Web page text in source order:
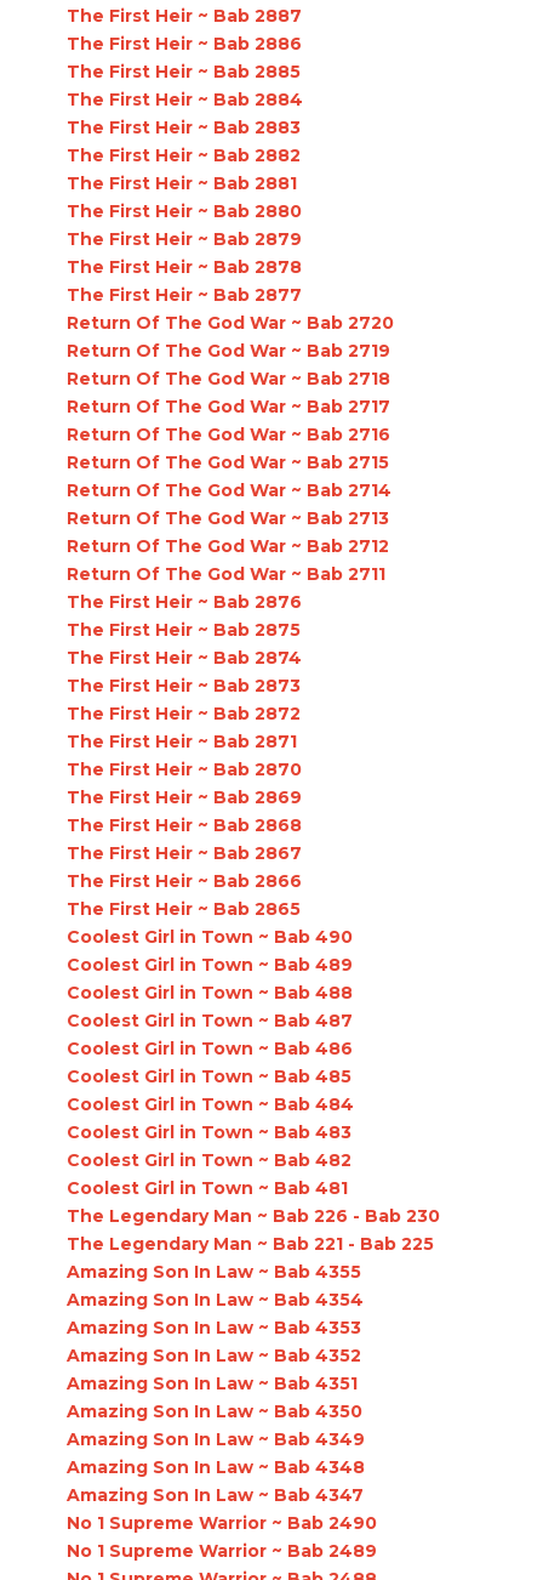
The First Heir ~ Bab 2887
The First Heir ~ Bab 2886
The First Heir ~ Bab 2885
The First Heir ~ Bab 2884
The First Heir ~ Bab 2883
The First Heir ~ Bab 2882
The First Heir ~ Bab 2881
The First Heir ~ Bab 2880
The First Heir ~ Bab 2879
The First Heir ~ Bab 2878
The First Heir ~ Bab 2877
Return Of The God War ~ Bab 2720
Return Of The God War ~ Bab 2719
Return Of The God War ~ Bab 2718
Return Of The God War ~ Bab 2717
Return Of The God War ~ Bab 2716
Return Of The God War ~ Bab 2715
Return Of The God War ~ Bab 2714
Return Of The God War ~ Bab 2713
Return Of The God War ~ Bab 2712
Return Of The God War ~ Bab 2711
The First Heir ~ Bab 2876
The First Heir ~ Bab 2875
The First Heir ~ Bab 2874
The First Heir ~ Bab 2873
The First Heir ~ Bab 2872
The First Heir ~ Bab 2871
The First Heir ~ Bab 2870
The First Heir ~ Bab 2869
The First Heir ~ Bab 2868
The First Heir ~ Bab 2867
The First Heir ~ Bab 2866
The First Heir ~ Bab 2865
Coolest Girl in Town ~ Bab 490
Coolest Girl in Town ~ Bab 489
Coolest Girl in Town ~ Bab 488
Coolest Girl in Town ~ Bab 487
Coolest Girl in Town ~ Bab 486
Coolest Girl in Town ~ Bab 485
Coolest Girl in Town ~ Bab 484
Coolest Girl in Town ~ Bab 483
Coolest Girl in Town ~ Bab 482
Coolest Girl in Town ~ Bab 481
The Legendary Man ~ Bab 226 - Bab 230
The Legendary Man ~ Bab 221 - Bab 225
Amazing Son In Law ~ Bab 4355
Amazing Son In Law ~ Bab 4354
Amazing Son In Law ~ Bab 4353
Amazing Son In Law ~ Bab 4352
Amazing Son In Law ~ Bab 4351
Amazing Son In Law ~ Bab 4350
Amazing Son In Law ~ Bab 4349
Amazing Son In Law ~ Bab 4348
Amazing Son In Law ~ Bab 4347
No 1 Supreme Warrior ~ Bab 2490
No 1 Supreme Warrior ~ Bab 2489